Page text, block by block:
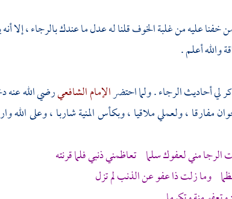
خفنا عليه من غلبة الخوف قلنا له عدل ما عندك بالرجاء ، إلا
والله أعلم .
لي أحاديث الرجاء . ولما احتضرالإمام الشافعيرضي الله عنه
، ولعملي ملاقيا ، وبكأس المنية شاربا ، وعلى الله
مني لعفوك سلما تعاظمني ذنبي فلما قرنته
وما زلت ذا عفو عن الذنب لم تزل